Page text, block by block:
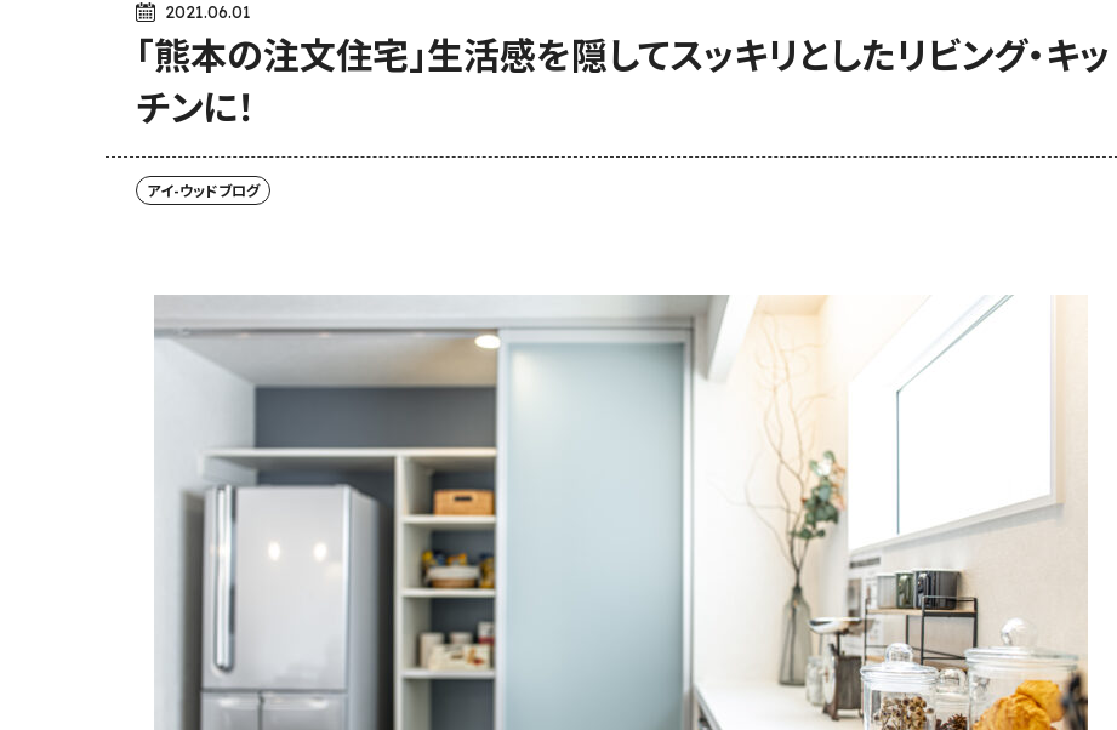
2021.06.01
「熊本の注文住宅」生活感を隠してスッキリとしたリビング・キッ
チンに！
アイ-ウッドブログ